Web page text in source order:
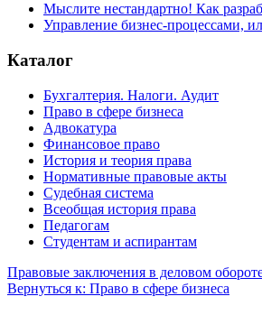
Мыслите нестандартно! Как
Управление бизнес-процессами,
Каталог
Бухгалтерия. Налоги. Аудит
Право в сфере бизнеса
Адвокатура
Финансовое право
История и теория права
Нормативные правовые акты
Судебная система
Всеобщая история права
Педагогам
Студентам и аспирантам
Правовые заключения в деловом
Вернуться к: Право в сфере бизнеса